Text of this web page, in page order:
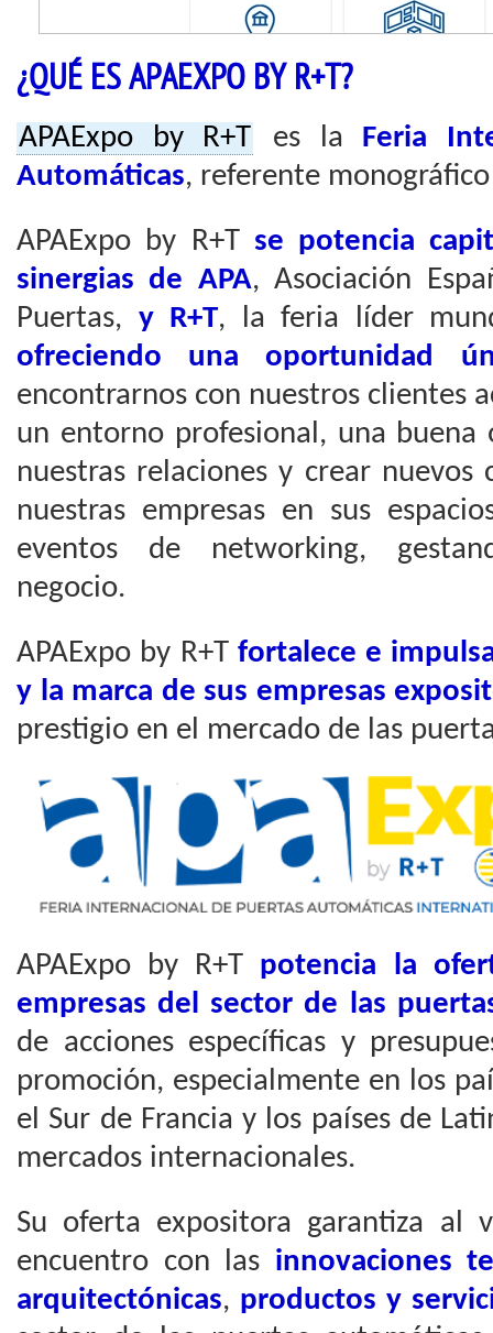
¿QUÉ ES APAEXPO BY R+T?
APAExpo by R+T es la Feria
Automáticas, referente
APAExpo by R+T se potencia
sinergias de APA, Asociación
Puertas, y R+T, la feria líder
ofreciendo una oportunidad
encontrarnos con nuestros clientes
un entorno profesional, una buena
nuestras relaciones y crear nuevos
nuestras empresas en sus
eventos de networking,
negocio.
APAExpo by R+Tfortalece e
y la marca de sus empresas
prestigio en el mercado de las
APAExpo by R+T potencia la
empresas del sector de las
de acciones específicas y
promoción, especialmente en los
el Sur de Francia y los países de
mercados internacionales.
Su oferta expositora garantiza al
encuentro con las innovaciones
arquitectónicas, productos y